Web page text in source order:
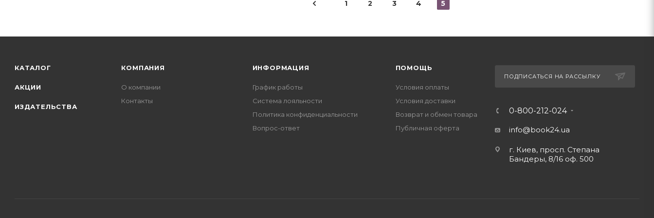
1 2 3 4 5
КАТАЛОГ
АКЦИИ
ИЗДАТЕЛЬСТВА
КОМПАНИЯ
О компании
Контакты
ИНФОРМАЦИЯ
График работы
Система лояльности
Политика конфиденциальности
Вопрос-ответ
ПОМОЩЬ
Условия оплаты
Условия доставки
Возврат и обмен товара
Публичная оферта
ПОДПИСАТЬСЯ НА РАССЫЛКУ
0-800-212-024
info@book24.ua
г. Киев, просп. Степана
Бандеры, 8/16 оф. 500